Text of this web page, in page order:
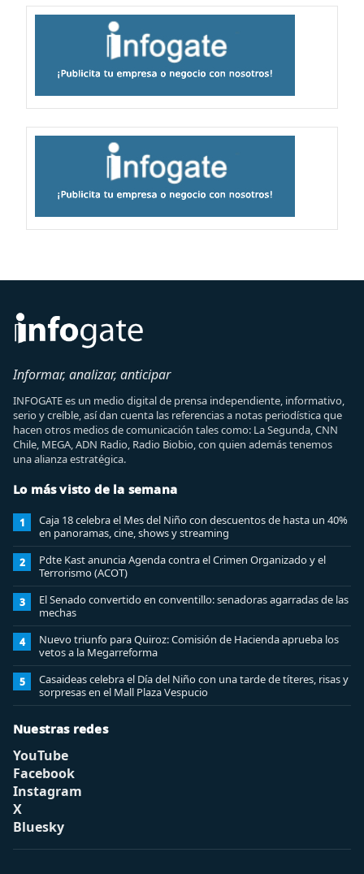
Informar, analizar, anticipar
INFOGATE es un medio digital de prensa independiente, informativo,
serio y creíble, así dan cuenta las referencias a notas periodística que
hacen otros medios de comunicación tales como: La Segunda, CNN
Chile, MEGA, ADN Radio, Radio Biobio, con quien además tenemos
una alianza estratégica.
Lo más visto de la semana
1
Caja 18 celebra el Mes del Niño con descuentos de hasta un 40%
en panoramas, cine, shows y streaming
2
Pdte Kast anuncia Agenda contra el Crimen Organizado y el
Terrorismo (ACOT)
3
El Senado convertido en conventillo: senadoras agarradas de las
mechas
4
Nuevo triunfo para Quiroz: Comisión de Hacienda aprueba los
vetos a la Megarreforma
5
Casaideas celebra el Día del Niño con una tarde de títeres, risas y
sorpresas en el Mall Plaza Vespucio
Nuestras redes
YouTube
Facebook
Instagram
X
Bluesky